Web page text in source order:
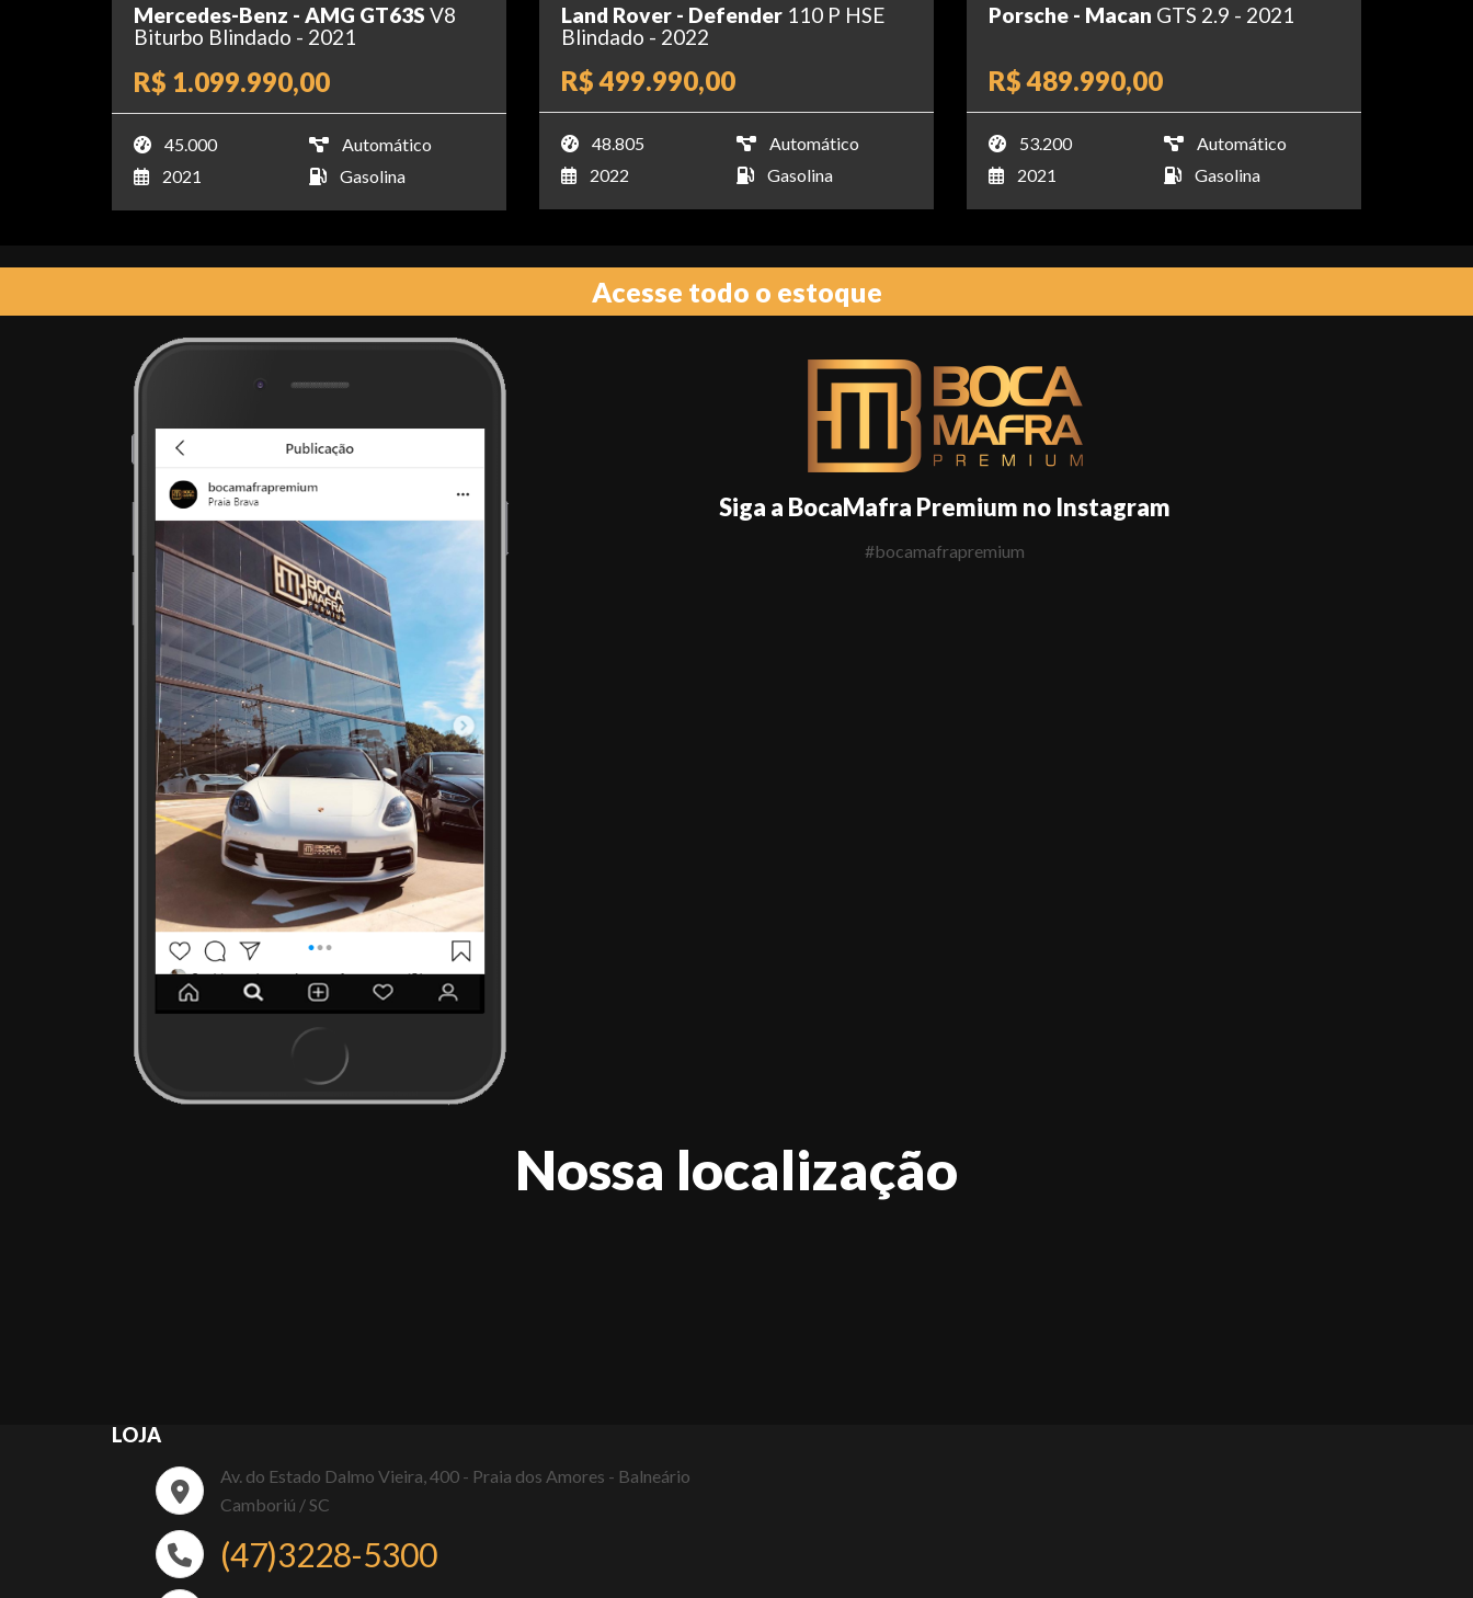
Mercedes-Benz - AMG GT63S V8
Biturbo Blindado - 2021
R$ 1.099.990,00
45.000
Automático
2021
Gasolina
Land Rover - Defender 110 P HSE
Blindado - 2022
R$ 499.990,00
48.805
Automático
2022
Gasolina
Porsche - Macan GTS 2.9 - 2021
R$ 489.990,00
53.200
Automático
2021
Gasolina
Acesse todo o estoque
Siga a BocaMafra Premium no Instagram
#bocamafrapremium
Nossa localização
LOJA
Av. do Estado Dalmo Vieira, 400 - Praia dos Amores - Balneário
Camboriú / SC
(47)3228-5300